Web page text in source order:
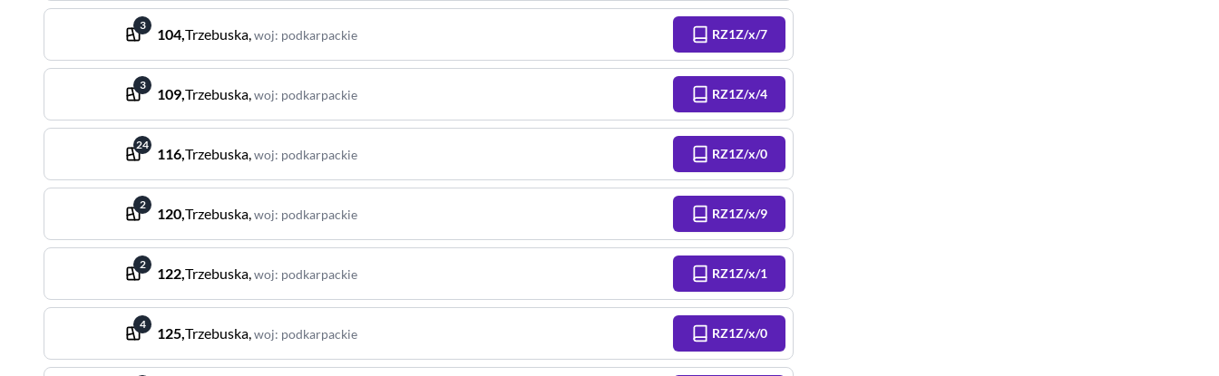
3
104,Trzebuska,woj: podkarpackie RZ1Z/x/7
3
109,Trzebuska,woj: podkarpackie RZ1Z/x/4
24
116,Trzebuska,woj: podkarpackie RZ1Z/x/0
2
120,Trzebuska,woj: podkarpackie RZ1Z/x/9
2
122,Trzebuska,woj: podkarpackie RZ1Z/x/1
4
125,Trzebuska,woj: podkarpackie RZ1Z/x/0